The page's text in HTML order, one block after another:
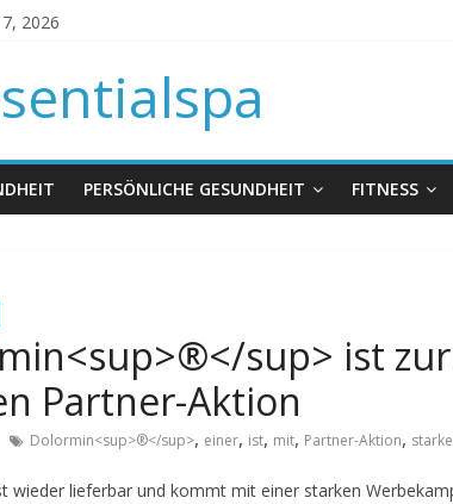
2026
PERSÖNLICHE GESUNDHEIT FITNESS
sup> ist
Partner-Aktion
Dolormin<sup>®</sup>, einer, ist, mit, Partner-Aktion,
wieder lieferbar und kommt mit einer starken